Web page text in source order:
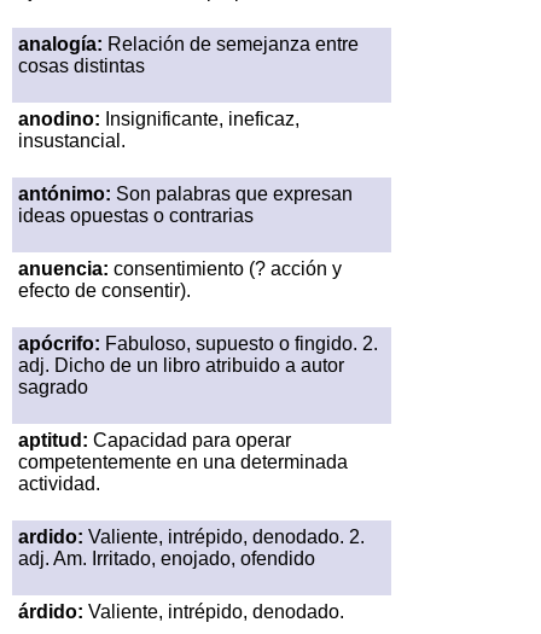
analogía: Relación de semejanza entre
cosas distintas
anodino: Insignificante, ineficaz,
insustancial.
antónimo: Son palabras que expresan
ideas opuestas o contrarias
anuencia: consentimiento (? acción y
efecto de consentir).
apócrifo: Fabuloso, supuesto o fingido. 2.
adj. Dicho de un libro atribuido a autor
sagrado
aptitud: Capacidad para operar
competentemente en una determinada
actividad.
ardido: Valiente, intrépido, denodado. 2.
adj. Am. Irritado, enojado, ofendido
árdido: Valiente, intrépido, denodado.